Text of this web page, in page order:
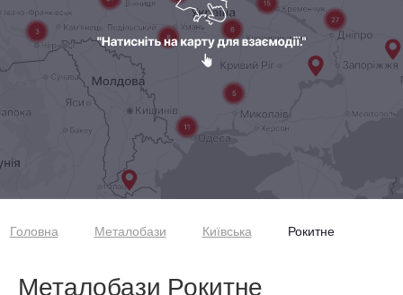
Головна Металобази Київська Рокитне
Металобази Рокитне